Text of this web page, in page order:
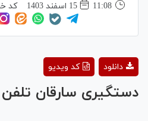
11:08
15 اسفند 1403 کد
کد ویدیو دانلود
دستگیری سارقان تلفن